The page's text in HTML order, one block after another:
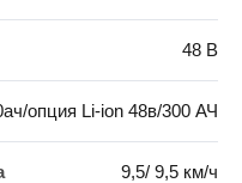
48 В
опция Li-ion 48в/300 АЧ
9,5/ 9,5 км/ч